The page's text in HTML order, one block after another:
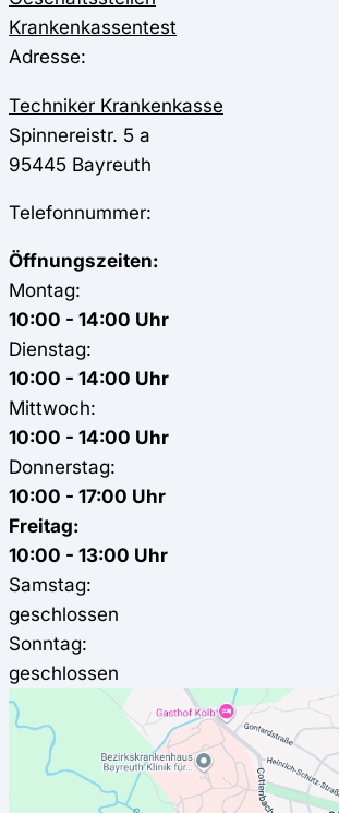
Krankenkassentest
Adresse:
Techniker Krankenkasse
Spinnereistr. 5 a
95445 Bayreuth
Telefonnummer:
Öffnungszeiten:
Montag:
10:00 - 14:00 Uhr
Dienstag:
10:00 - 14:00 Uhr
Mittwoch:
10:00 - 14:00 Uhr
Donnerstag:
10:00 - 17:00 Uhr
Freitag:
10:00 - 13:00 Uhr
Samstag:
geschlossen
Sonntag:
geschlossen